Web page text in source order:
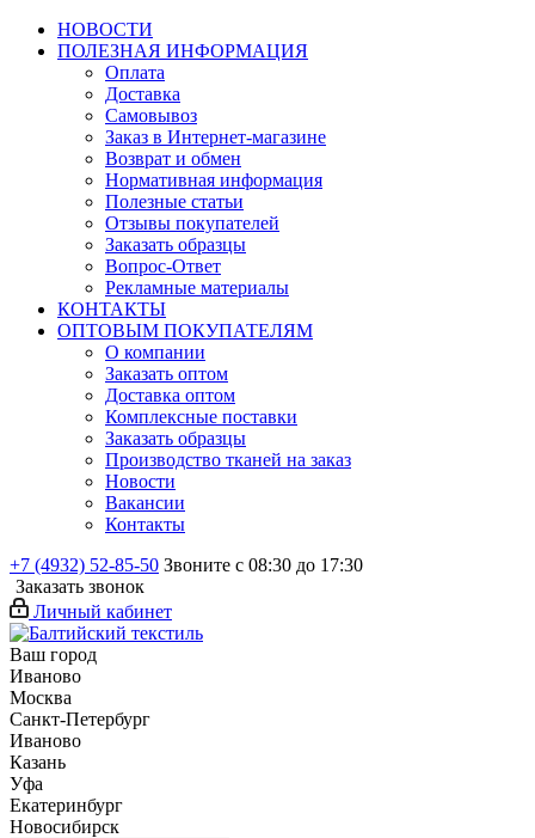
НОВОСТИ
ПОЛЕЗНАЯ ИНФОРМАЦИЯ
Оплата
Доставка
Самовывоз
Заказ в Интернет-магазине
Возврат и обмен
Нормативная информация
Полезные статьи
Отзывы покупателей
Заказать образцы
Вопрос-Ответ
Рекламные материалы
КОНТАКТЫ
ОПТОВЫМ ПОКУПАТЕЛЯМ
О компании
Заказать оптом
Доставка оптом
Комплексные поставки
Заказать образцы
Производство тканей на заказ
Новости
Вакансии
Контакты
+7 (4932) 52-85-50 Звоните с 08:30 до 17:30
Заказать звонок
Личный кабинет
Ваш город
Иваново
Москва
Санкт-Петербург
Иваново
Казань
Уфа
Екатеринбург
Новосибирск